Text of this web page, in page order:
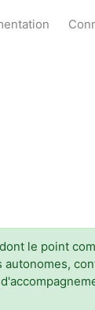
le point